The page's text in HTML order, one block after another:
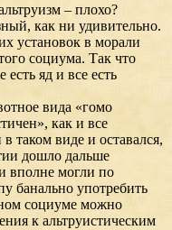
– плохо?
как ни удивительно.
установок в морали
социума. Так что
есть яд и все есть
вида «гомо
как и все
таком виде и оставался,
дошло дальше
вполне могли по
банально употребить
социуме можно
к альтруистическим